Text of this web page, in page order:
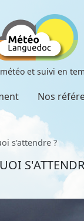
et suivi en
Nos
s'attendre ?